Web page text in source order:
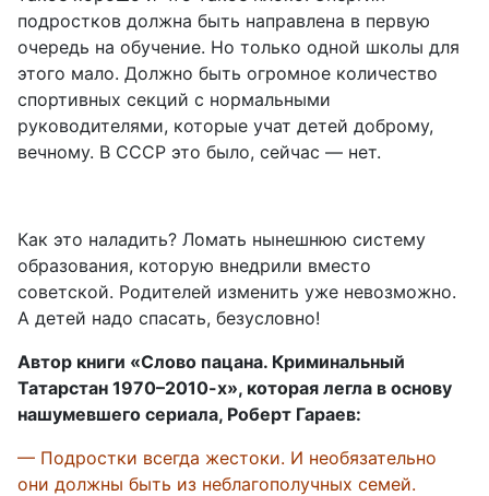
подростков должна быть направлена в первую
очередь на обучение. Но только одной школы для
этого мало. Должно быть огромное количество
спортивных секций с нормальными
руководителями, которые учат детей доброму,
вечному. В СССР это было, сейчас — нет.
Как это наладить? Ломать нынешнюю систему
образования, которую внедрили вместо
советской. Родителей изменить уже невозможно.
А детей надо спасать, безусловно!
Автор книги «Слово пацана. Криминальный
Татарстан 1970–2010-х», которая легла в основу
нашумевшего сериала, Роберт Гараев:
— Подростки всегда жестоки. И необязательно
они должны быть из неблагополучных семей.